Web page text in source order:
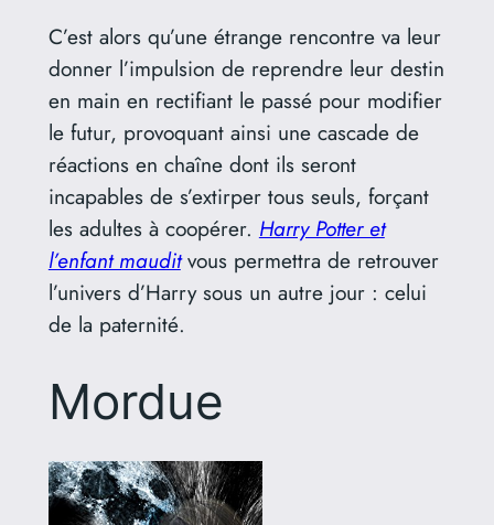
C’est alors qu’une étrange rencontre va leur
donner l’impulsion de reprendre leur destin
en main en rectifiant le passé pour modifier
le futur, provoquant ainsi une cascade de
réactions en chaîne dont ils seront
incapables de s’extirper tous seuls, forçant
les adultes à coopérer. Harry Potter et
l’enfant mauditvous permettra de retrouver
l’univers d’Harry sous un autre jour : celui
de la paternité.
Mordue